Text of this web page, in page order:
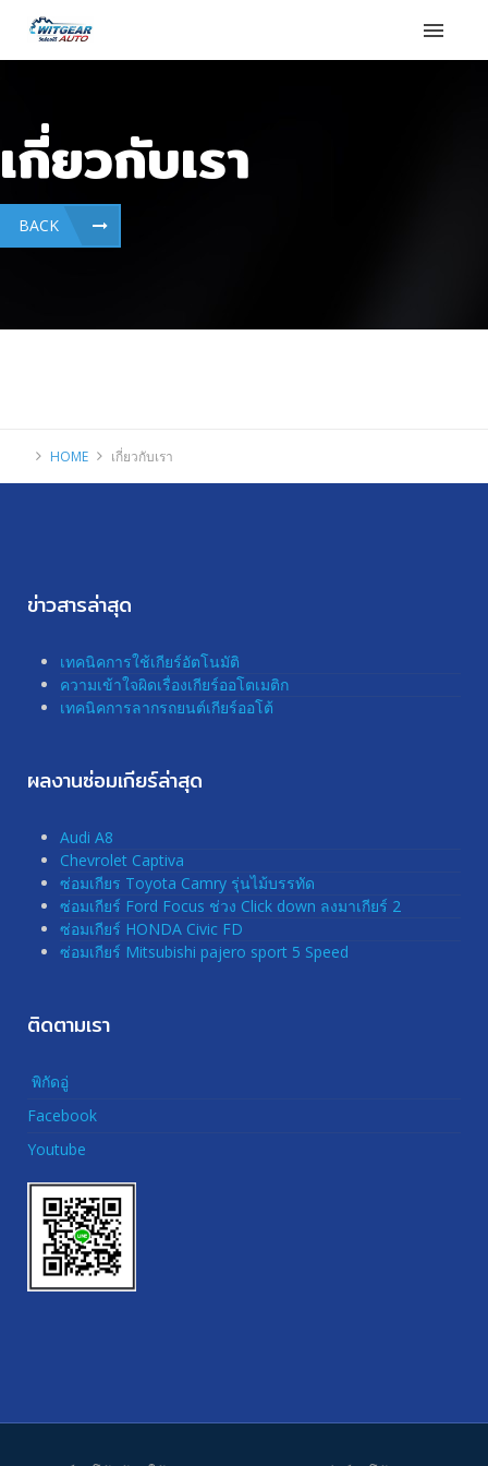
เกี่ยวกับเรา
BACK
HOME เกี่ยวกับเรา
ข่าวสารล่าสุด
เทคนิคการใช้เกียร์อัตโนมัติ
ความเข้าใจผิดเรื่องเกียร์ออโตเมติก
เทคนิคการลากรถยนต์เกียร์ออโต้
ผลงานซ่อมเกียร์ล่าสุด
Audi A8
Chevrolet Captiva
ซ่อมเกียร Toyota Camry รุ่นไม้บรรทัด
ซ่อมเกียร์ Ford Focus ช่วง Click down ลงมาเกียร์ 2
ซ่อมเกียร์ HONDA Civic FD
ซ่อมเกียร์ Mitsubishi pajero sport 5 Speed
ติดตามเรา
พิกัดอู่
Facebook
Youtube